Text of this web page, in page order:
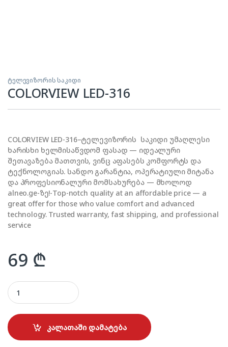
ტელევიზორის საკიდი
COLORVIEW LED-316
COLORVIEW LED-316–ტელევიზორის საკიდი უმაღლესი
ხარისხი ხელმისაწვდომ ფასად — იდეალური
შეთავაზება მათთვის, ვინც აფასებს კომფორტს და
ტექნოლოგიას. სანდო გარანტია, ოპერატიული მიტანა
და პროფესიონალური მომსახურება — მხოლოდ
alneo.ge-ზე!-Top-notch quality at an affordable price — a
great offer for those who value comfort and advanced
technology. Trusted warranty, fast shipping, and professional
service
69 ₾
COLORVIEW LED-316 quantity
კალათაში დამატება